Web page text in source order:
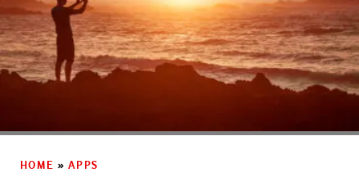
HOME » APPS